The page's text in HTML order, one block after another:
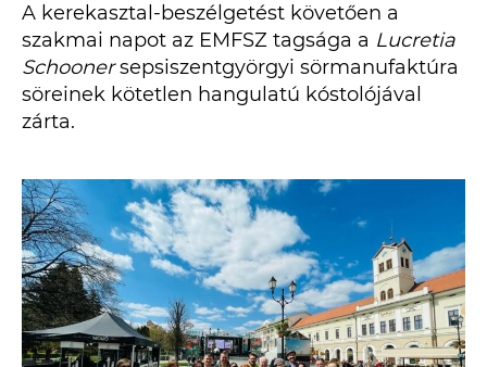
A kerekasztal-beszélgetést követően a
szakmai napot az EMFSZ tagsága a Lucretia
Schoonersepsiszentgyörgyi sörmanufaktúra
söreinek kötetlen hangulatú kóstolójával
zárta.